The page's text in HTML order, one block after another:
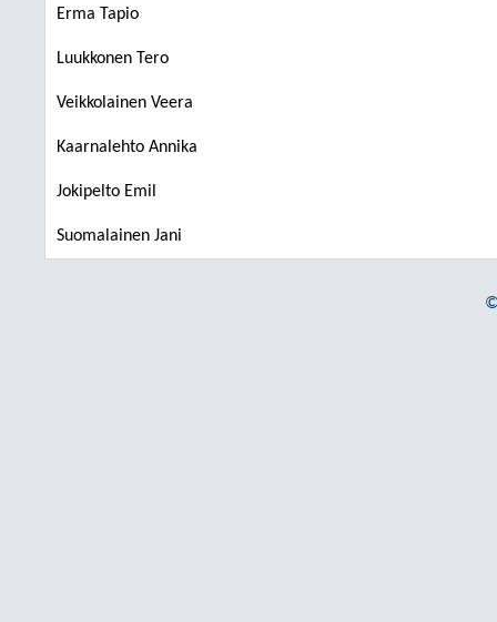
Erma Tapio
Luukkonen Tero
Veikkolainen Veera
Kaarnalehto Annika
Jokipelto Emil
Suomalainen Jani